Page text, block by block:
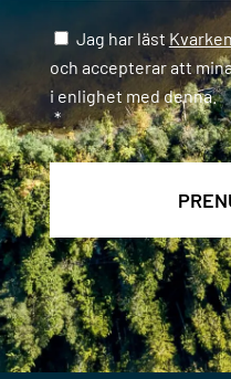
Samtycke *
Jag har läst
och accepterar att
i enlighet med denna.
*